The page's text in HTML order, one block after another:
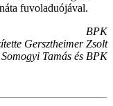
fuvoladuójával.
BPK
Gersztheimer Zsolt
Tamás és BPK